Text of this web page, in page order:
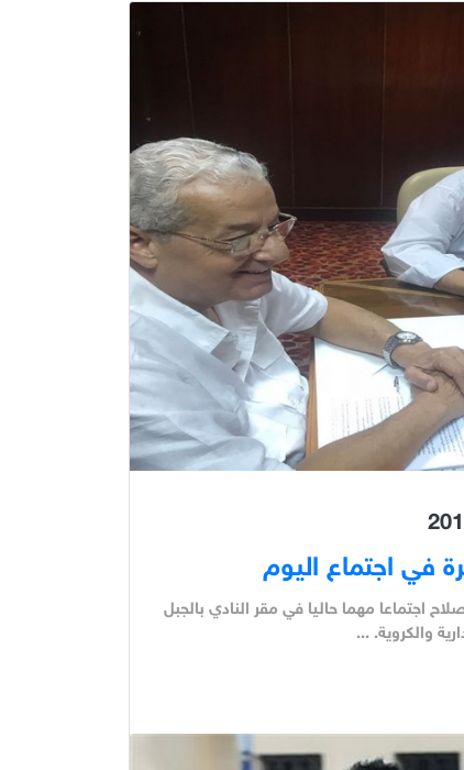
في اجتماع اليوم
اجتماعا مهما حاليا في مقر النادي بالجبل
والكروية. ...